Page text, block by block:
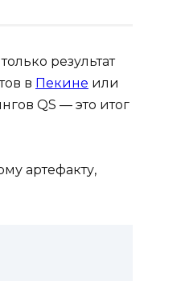
результат
в Пекине или
QS — это итог
артефакту,